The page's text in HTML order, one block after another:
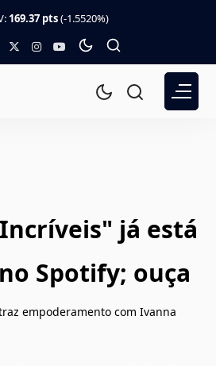
169.37 pts(-1.5520%)
já está
Spotify; ouça
empoderamento com Ivanna